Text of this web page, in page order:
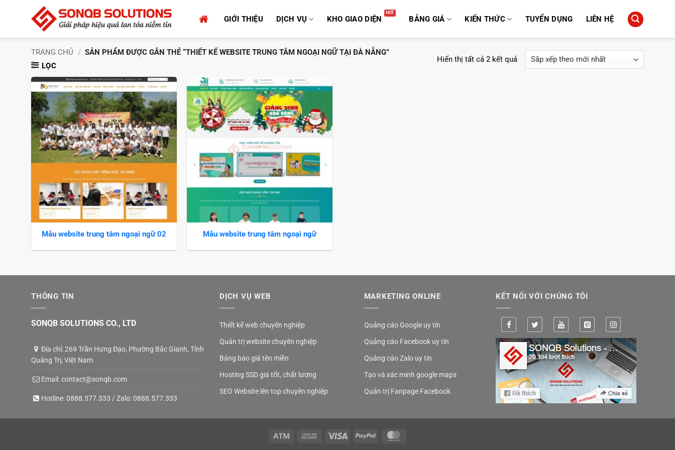
GIỚI THIỆU DỊCH VỤ KHO GIAO DIỆN BẢNG GIÁ KIẾN THỨC TUYỂN DỤNG LIÊN HỆ
TRANG CHỦ / SẢN PHẨM ĐƯỢC GẮN THẺ “THIẾT KẾ WEBSITE TRUNG TÂM NGOẠI NGỮ TẠI ĐÀ NẴNG”
LỌC
Hiển thị tất cả 2 kết quả
sắp
Mẫu website trung tâm ngoại ngữ 02 Mẫu website trung tâm ngoại ngữ
THÔNG TIN
SONQB SOLUTIONS CO., LTD
Địa chỉ: 269 Trần Hưng Đạo, Phường Bắc Gianh, Tỉnh
Quảng Trị, Việt Nam.
Email:contact@sonqb.com
Hotline:0888.577.333 / Zalo:0888.577.333
DỊCH VỤ WEB
Thiết kế web chuyên nghiệp
Quản trị website chuyên nghiệp
Bảng báo giá tên miền
Hosting SSD giá tốt, chất lượng
SEO Website lên top chuyên nghiệp
MARKETING ONLINE
Quảng cáo Google uy tín
Quảng cáo Facebook uy tín
Quảng cáo Zalo uy tín
Tạo và xác minh google maps
Quản trị Fanpage Facebook
KẾT NỐI VỚI CHÚNG TÔI
Atm
Cash
Visa PayPal